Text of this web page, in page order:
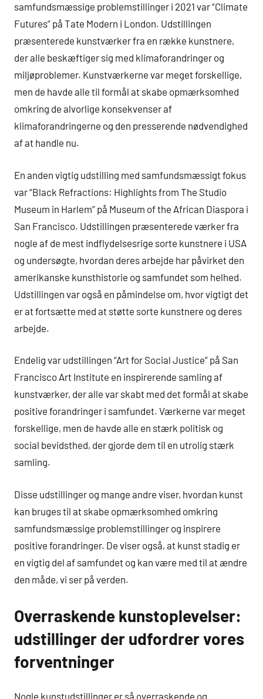
samfundsmæssige problemstillinger i 2021 var “Climate
Futures” på Tate Modern i London. Udstillingen
præsenterede kunstværker fra en række kunstnere,
der alle beskæftiger sig med klimaforandringer og
miljøproblemer. Kunstværkerne var meget forskellige,
men de havde alle til formål at skabe opmærksomhed
omkring de alvorlige konsekvenser af
klimaforandringerne og den presserende nødvendighed
af at handle nu.
En anden vigtig udstilling med samfundsmæssigt fokus
var “Black Refractions: Highlights from The Studio
Museum in Harlem” på Museum of the African Diaspora i
San Francisco. Udstillingen præsenterede værker fra
nogle af de mest indflydelsesrige sorte kunstnere i USA
og undersøgte, hvordan deres arbejde har påvirket den
amerikanske kunsthistorie og samfundet som helhed.
Udstillingen var også en påmindelse om, hvor vigtigt det
er at fortsætte med at støtte sorte kunstnere og deres
arbejde.
Endelig var udstillingen “Art for Social Justice” på San
Francisco Art Institute en inspirerende samling af
kunstværker, der alle var skabt med det formål at skabe
positive forandringer i samfundet. Værkerne var meget
forskellige, men de havde alle en stærk politisk og
social bevidsthed, der gjorde dem til en utrolig stærk
samling.
Disse udstillinger og mange andre viser, hvordan kunst
kan bruges til at skabe opmærksomhed omkring
samfundsmæssige problemstillinger og inspirere
positive forandringer. De viser også, at kunst stadig er
en vigtig del af samfundet og kan være med til at ændre
den måde, vi ser på verden.
Overraskende kunstoplevelser:
udstillinger der udfordrer vores
forventninger
Nogle kunstudstillinger er så overraskende og